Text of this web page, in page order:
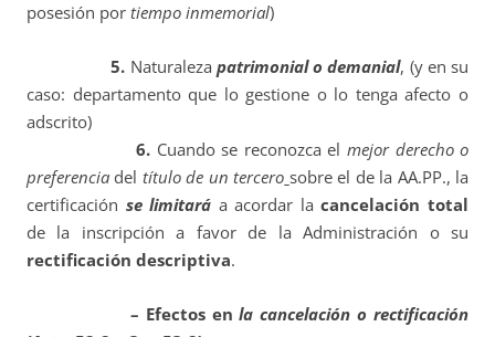
posesión por tiempo inmemorial)
5. Naturaleza patrimonial o demanial, (y en su
caso: departamento que lo gestione o lo tenga afecto o
adscrito)
6. Cuando se reconozca el mejor derecho o
preferencia del título de un tercero sobre el de la AA.PP., la
certificación se limitará a acordar lacancelación total
de la inscripción a favor de la Administración o su
rectificación descriptiva.
– Efectos enla cancelación o rectificación